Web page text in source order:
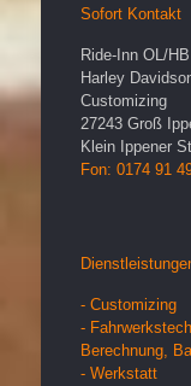
Sofort Kontakt
Ride-Inn OL/HB
Harley
Customizing
27243 Groß
Klein Ippener
Fon: 0174 91
- Customizing
-
Berechnung,
- Werkstatt